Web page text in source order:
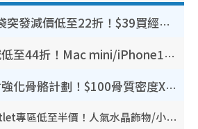
GU優惠｜手袋突發減價低至22折！$39買經典波士頓包/餃子袋！飾物同步減價$29起！
豐澤優惠勁減低至44折！Mac mini/iPhone17Pro大減價！廚房家電$220起
港大推賽馬會強化骨骼計劃！$100骨質密度X光檢查 完成免費運動訓練送超市禮券！附參加資格
Swarovski Outlet專區低至半價！人氣水晶飾物/小擺設$138起！迪士尼款/水晶高跟鞋都有平